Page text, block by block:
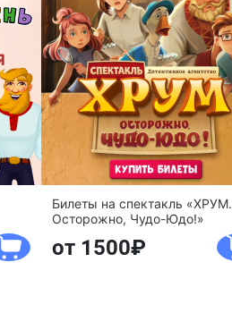
Билеты на спектакль «ХРУМ.
Осторожно, Чудо-Юдо!»
от 1500